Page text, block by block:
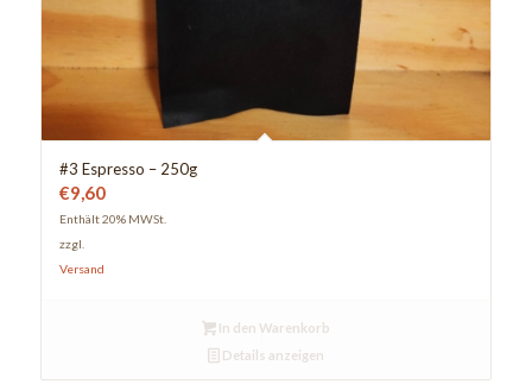
#3 Espresso – 250g
€9,60
Enthält 20% MWSt.
zzgl.
Versand
In den Warenkorb
Details anzeigen